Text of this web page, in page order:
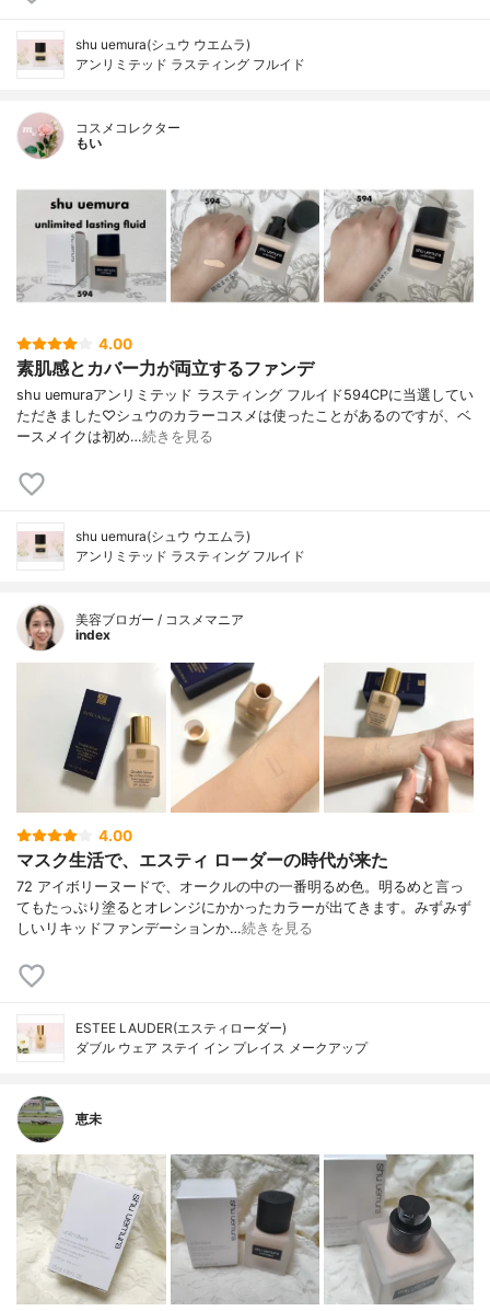
shu uemura(シュウ ウエムラ)
アンリミテッド ラスティング フルイド
コスメコレクター
もい
4.00
素肌感とカバー力が両立するファンデ
shu uemuraアンリミテッド ラスティング フルイド594CPに当選してい
ただきました♡シュウのカラーコスメは使ったことがあるのですが、ベ
ースメイクは初め…続きを見る
shu uemura(シュウ ウエムラ)
アンリミテッド ラスティング フルイド
美容ブロガー / コスメマニア
index
4.00
マスク生活で、エスティ ローダーの時代が来た
72 アイボリーヌードで、オークルの中の一番明るめ色。明るめと言っ
てもたっぷり塗るとオレンジにかかったカラーが出てきます。みずみず
しいリキッドファンデーションか…続きを見る
ESTEE LAUDER(エスティローダー)
ダブル ウェア ステイ イン プレイス メークアップ
恵未